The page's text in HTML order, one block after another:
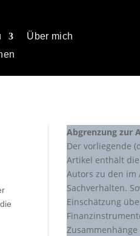
Über mich
Abgrenzung zur
Der vorliegende
Artikel enthält
Autors zu den im
Sachverhalten.
Einschätzung